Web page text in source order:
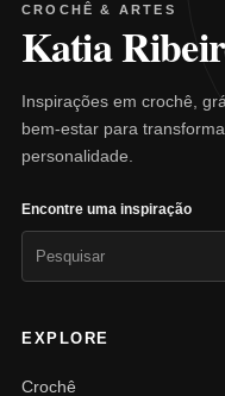
CROCHÊ & ARTES
Katia
Inspirações em crochê,
bem-estar para
personalidade.
Encontre uma inspiração
EXPLORE
Crochê